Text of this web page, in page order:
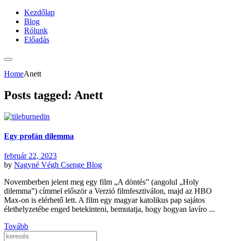
Kezdőlap
Blog
Rólunk
Előadás
HomeAnett
Posts tagged: Anett
Egy profán dilemma
február 22, 2023
by Nagyné Végh Csenge Blog
Novemberben jelent meg egy film „A döntés” (angolul „Holy
dilemma”) címmel először a Verzió filmfesztiválon, majd az HBO
Max-on is elérhető lett. A film egy magyar katolikus pap sajátos
élethelyzetébe enged betekinteni, bemutatja, hogy hogyan lavíro ...
Tovább
Keresés